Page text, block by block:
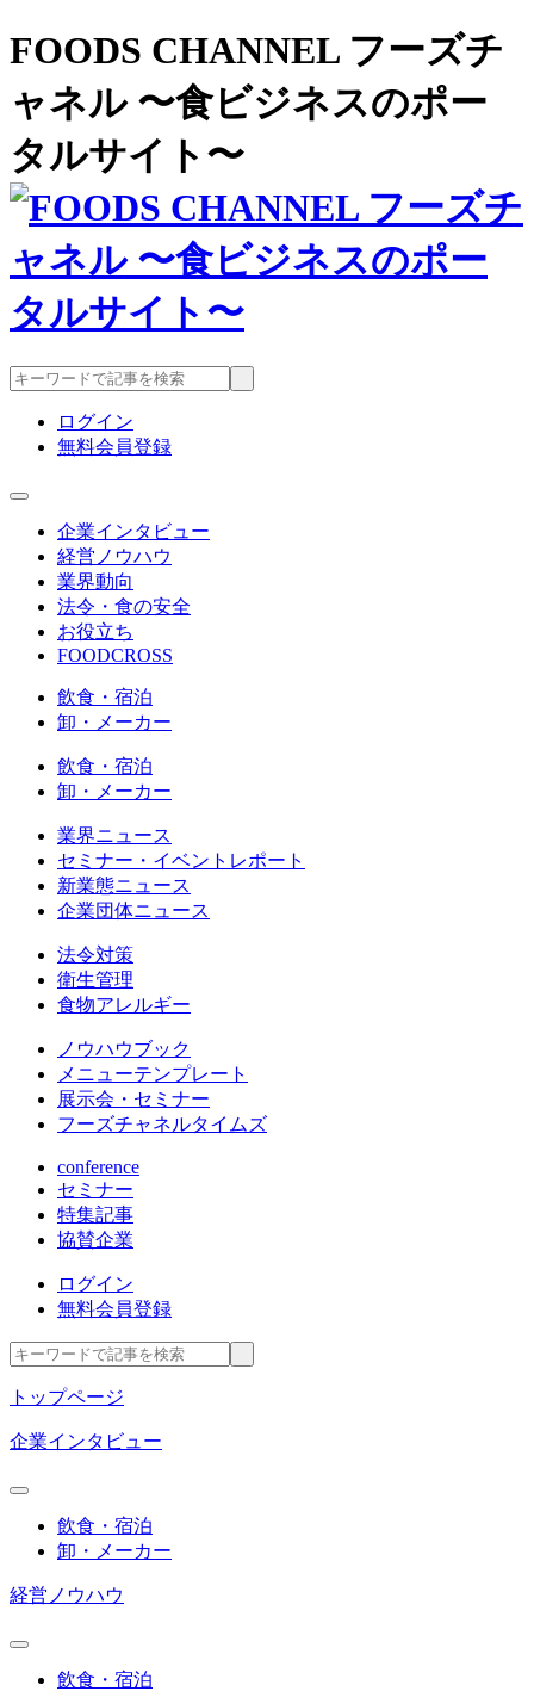
FOODS CHANNEL フーズチ
ャネル 〜食ビジネスのポー
タルサイト〜
ログイン
無料会員登録
企業インタビュー
経営ノウハウ
業界動向
法令・食の安全
お役立ち
FOODCROSS
飲食・宿泊
卸・メーカー
飲食・宿泊
卸・メーカー
業界ニュース
セミナー・イベントレポート
新業態ニュース
企業団体ニュース
法令対策
衛生管理
食物アレルギー
ノウハウブック
メニューテンプレート
展示会・セミナー
フーズチャネルタイムズ
conference
セミナー
特集記事
協賛企業
ログイン
無料会員登録
トップページ
企業インタビュー
飲食・宿泊
卸・メーカー
経営ノウハウ
飲食・宿泊